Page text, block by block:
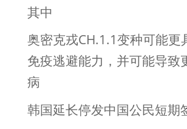
其中
奥密克戎CH.1.1变种可能更
免疫逃避能力，并可能导致
病
韩国延长停发中国公民短期